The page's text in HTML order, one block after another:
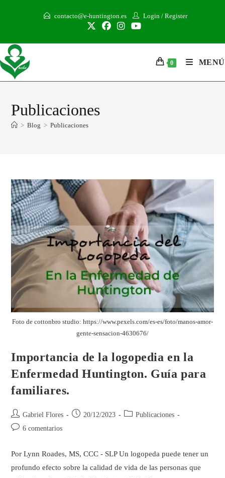
contacto@e-huntington.es Login / Register
0 MENÚ
Publicaciones
> Blog > Publicaciones
Foto de cottonbro studio: https://www.pexels.com/es-es/foto/manos-amor-
gente-sensacion-4630676/
Importancia de la logopedia en la
Enfermedad Huntington. Guía para
familiares.
Gabriel Flores 20/12/2023
Publicaciones
6 comentarios
Por Lynn Roades, MS, CCC - SLP Un logopeda puede tener un
profundo efecto sobre la calidad de vida de las personas que